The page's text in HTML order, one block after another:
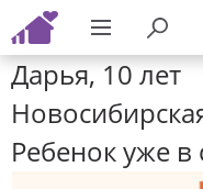
Дарья, 10 лет
Ребенок уже в